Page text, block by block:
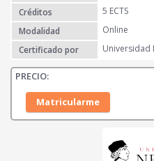
Créditos
5 ECTS
Modalidad
Online
Certificado por
Universidad
Matricularme